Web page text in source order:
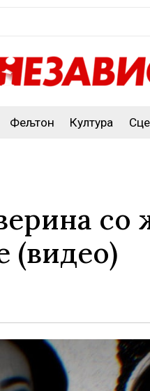
Фељтон Култура
со
(видео)